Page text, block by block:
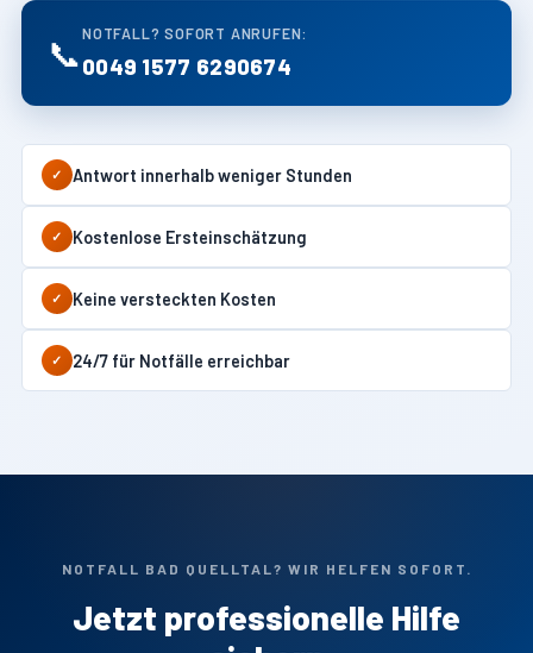
📞 NOTFALL? SOFORT ANRUFEN:
0049 1577 6290674
✓ Antwort innerhalb weniger Stunden
✓ Kostenlose Ersteinschätzung
✓ Keine versteckten Kosten
✓ 24/7 für Notfälle erreichbar
NOTFALL BAD QUELLTAL? WIR HELFEN SOFORT.
Jetzt professionelle Hilfe